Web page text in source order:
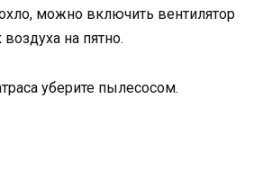
можно включить вентилятор
на пятно.
уберите пылесосом.